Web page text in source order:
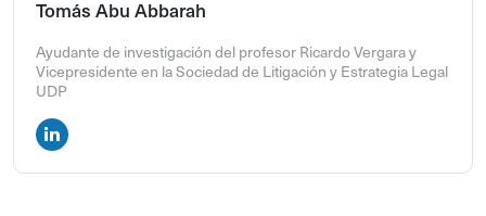
Tomás Abu Abbarah
Ayudante de investigación del profesor Ricardo Vergara y
Vicepresidente en la Sociedad de Litigación y Estrategia Legal
UDP